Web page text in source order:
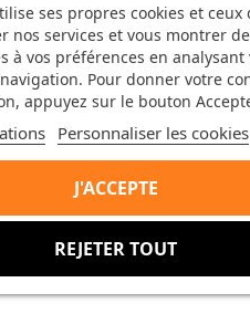
ses propres cookies et ceux
nos services et vous montrer
à vos préférences en analysant
Pour donner votre
appuyez sur le bouton
Personnaliser les cookies
REJETER TOUT
J'ACCEPTE
concernée